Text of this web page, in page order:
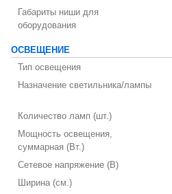
Габариты ниши для
оборудования
ОСВЕЩЕНИЕ
Тип освещения
Назначение светильника/лампы
Количество ламп (шт.)
Мощность освещения,
суммарная (Вт.)
Сетевое напряжение (В)
Ширина (см.)